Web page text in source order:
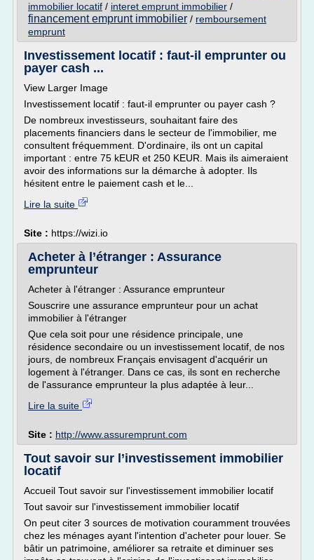
immobilier locatif / interet emprunt immobilier /
financement emprunt immobilier / remboursement
emprunt
Investissement locatif : faut-il emprunter ou
payer cash ...
View Larger Image
Investissement locatif : faut-il emprunter ou payer cash ?
De nombreux investisseurs, souhaitant faire des
placements financiers dans le secteur de l'immobilier, me
consultent fréquemment. D'ordinaire, ils ont un capital
important : entre 75 kEUR et 250 KEUR. Mais ils aimeraient
avoir des informations sur la démarche à adopter. Ils
hésitent entre le paiement cash et le...
Lire la suite
Site : https://wizi.io
Acheter à l’étranger : Assurance
emprunteur
Acheter à l'étranger : Assurance emprunteur
Souscrire une assurance emprunteur pour un achat
immobilier à l'étranger
Que cela soit pour une résidence principale, une
résidence secondaire ou un investissement locatif, de nos
jours, de nombreux Français envisagent d'acquérir un
logement à l'étranger. Dans ce cas, ils sont en recherche
de l'assurance emprunteur la plus adaptée à leur...
Lire la suite
Site : http://www.assuremprunt.com
Tout savoir sur l’investissement immobilier
locatif
Accueil Tout savoir sur l'investissement immobilier locatif
Tout savoir sur l'investissement immobilier locatif
On peut citer 3 sources de motivation couramment trouvées
chez les ménages ayant l'intention d'acheter pour louer. Se
bâtir un patrimoine, améliorer sa retraite et diminuer ses